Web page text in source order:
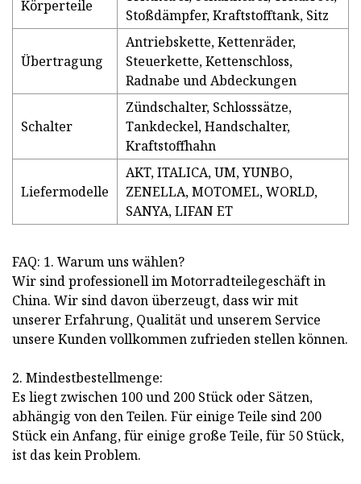
Körperteile
Stoßdämpfer, Kraftstofftank, Sitz
Übertragung
Antriebskette, Kettenräder,
Steuerkette, Kettenschloss,
Radnabe und Abdeckungen
Schalter
Zündschalter, Schlosssätze,
Tankdeckel, Handschalter,
Kraftstoffhahn
Liefermodelle
AKT, ITALICA, UM, YUNBO,
ZENELLA, MOTOMEL, WORLD,
SANYA, LIFAN ET
FAQ: 1. Warum uns wählen?
Wir sind professionell im Motorradteilegeschäft in
China. Wir sind davon überzeugt, dass wir mit
unserer Erfahrung, Qualität und unserem Service
unsere Kunden vollkommen zufrieden stellen können.
2. Mindestbestellmenge:
Es liegt zwischen 100 und 200 Stück oder Sätzen,
abhängig von den Teilen. Für einige Teile sind 200
Stück ein Anfang, für einige große Teile, für 50 Stück,
ist das kein Problem.